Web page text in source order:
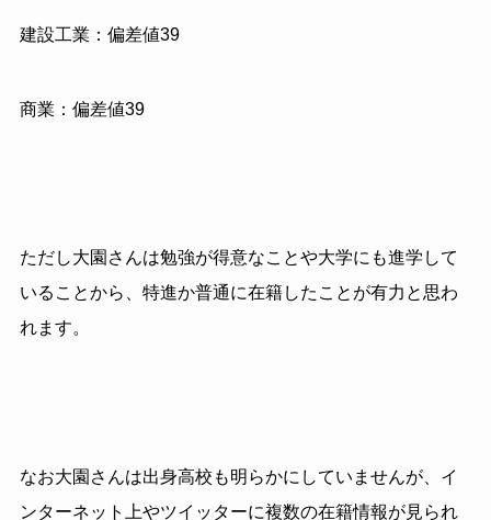
建設工業：偏差値39
商業：偏差値39
ただし大園さんは勉強が得意なことや大学にも進学して
いることから、特進か普通に在籍したことが有力と思わ
れます。
なお大園さんは出身高校も明らかにしていませんが、イ
ンターネット上やツイッターに複数の在籍情報が見られ